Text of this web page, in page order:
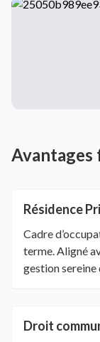
Avantages
Résidence
Cadre
terme. Aligné
gestion sereine
Droit